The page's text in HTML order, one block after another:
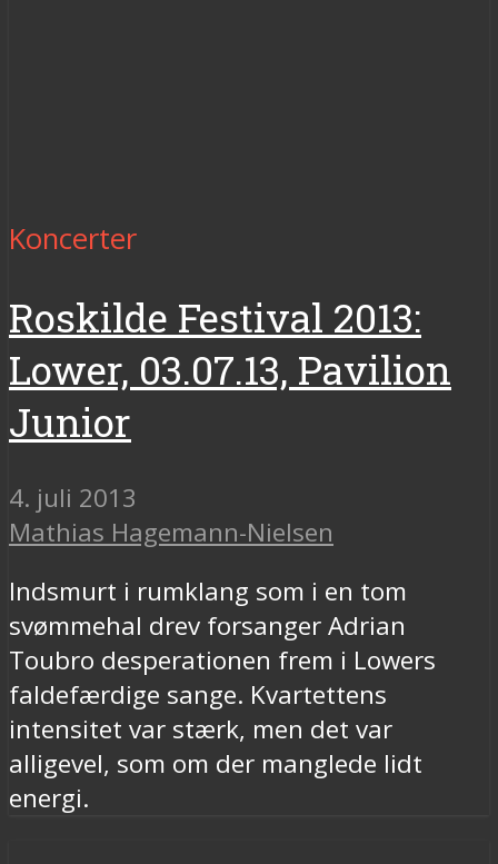
Koncerter
Roskilde Festival 2013:
Lower, 03.07.13, Pavilion
Junior
4. juli 2013
Mathias Hagemann-Nielsen
Indsmurt i rumklang som i en tom
svømmehal drev forsanger Adrian
Toubro desperationen frem i Lowers
faldefærdige sange. Kvartettens
intensitet var stærk, men det var
alligevel, som om der manglede lidt
energi.